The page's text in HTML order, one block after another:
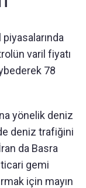
varil fiyatı
78
yönelik deniz
deniz trafiğini
da Basra
gemi
için mayın